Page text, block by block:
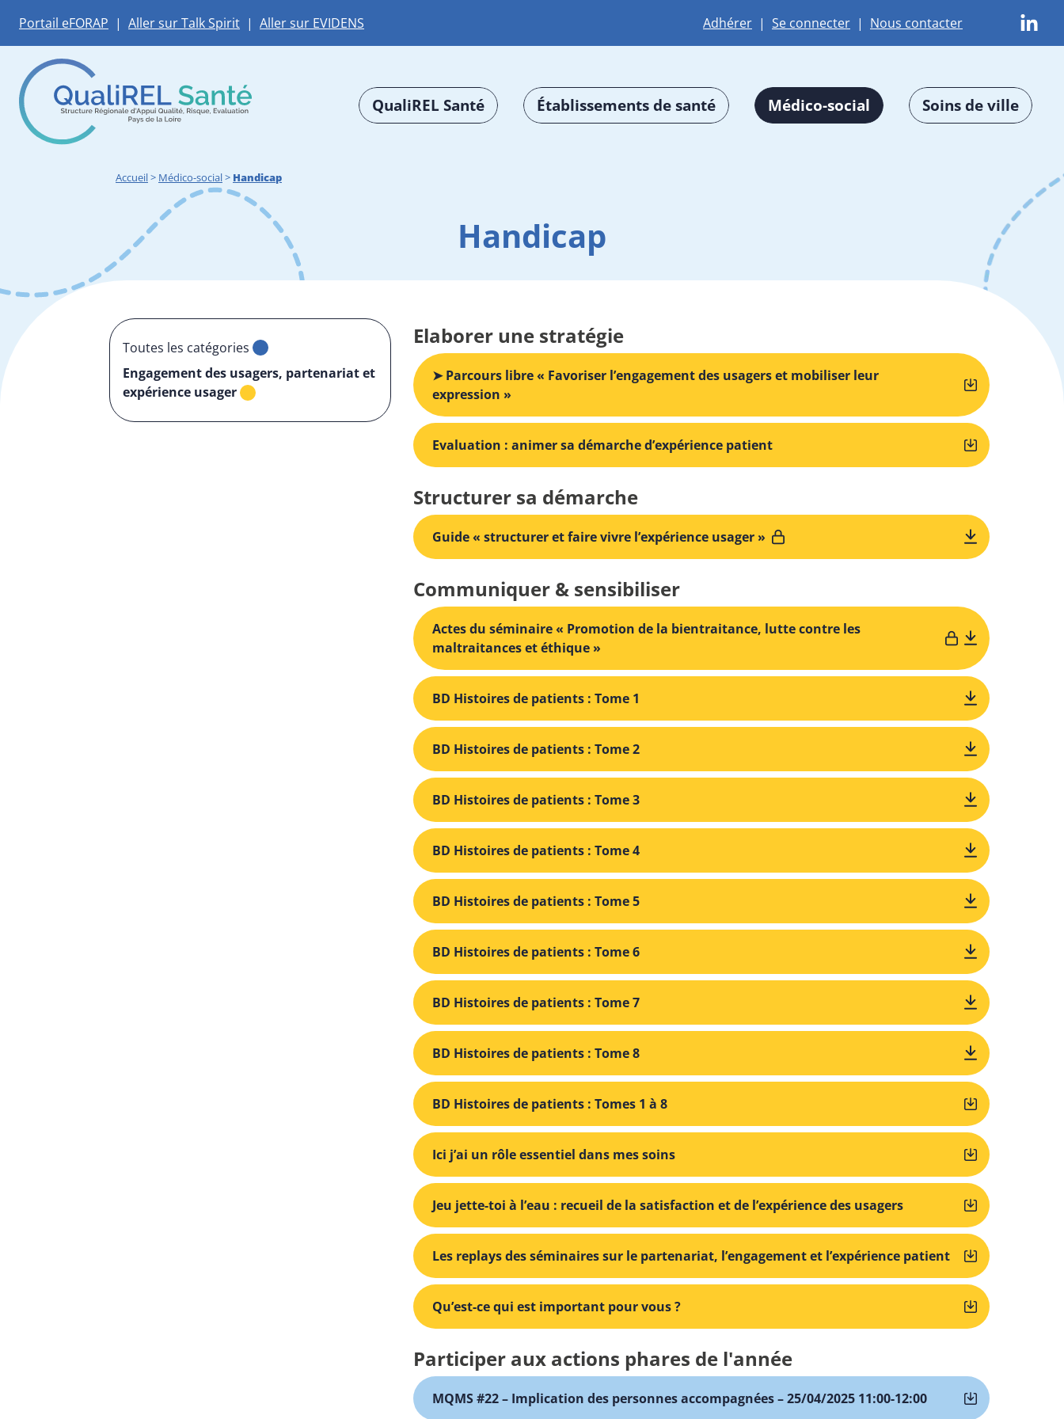
Portail eFORAP | Aller sur Talk Spirit | Aller sur EVIDENS Adhérer | Se connecter | Nous contacter
QualiREL Santé Établissements de santé Médico-social Soins de ville
Accueil> Médico-social> Handicap
Handicap
Toutes les catégories
Engagement des usagers, partenariat et
expérience usager
Elaborer une stratégie
➤ Parcours libre « Favoriser l’engagement des usagers et mobiliser leur
expression »
Evaluation : animer sa démarche d’expérience patient
Structurer sa démarche
Guide « structurer et faire vivre l’expérience usager »
Communiquer & sensibiliser
Actes du séminaire « Promotion de la bientraitance, lutte contre les
maltraitances et éthique »
BD Histoires de patients : Tome 1
BD Histoires de patients : Tome 2
BD Histoires de patients : Tome 3
BD Histoires de patients : Tome 4
BD Histoires de patients : Tome 5
BD Histoires de patients : Tome 6
BD Histoires de patients : Tome 7
BD Histoires de patients : Tome 8
BD Histoires de patients : Tomes 1 à 8
Ici j’ai un rôle essentiel dans mes soins
Jeu jette-toi à l’eau : recueil de la satisfaction et de l’expérience des usagers
Les replays des séminaires sur le partenariat, l’engagement et l’expérience patient
Qu’est-ce qui est important pour vous ?
Participer aux actions phares de l'année
MQMS #22 – Implication des personnes accompagnées – 25/04/2025 11:00-12:00